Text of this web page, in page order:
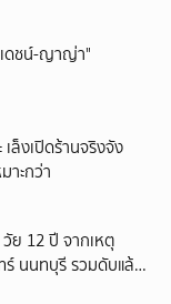
ดชน์-ญาญ่า"
ล็งเปิดร้านจริงจัง
าะกว่า
ย 12 ปี จากเหตุ
ร์ นนทบุรี รวมดับแล้ว